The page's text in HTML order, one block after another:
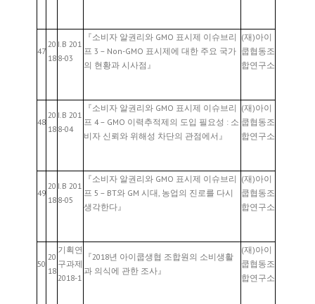
47
20
18
I.B 201
8-03
『소비자 알권리와 GMO 표시제 이슈브리
프 3 – Non-GMO 표시제에 대한 주요 국가
의 현황과 시사점』
(재)아이
쿱협동조
합연구소
48
20
18
I.B 201
8-04
『소비자 알권리와 GMO 표시제 이슈브리
프 4 – GMO 이력추적제의 도입 필요성 : 소
비자 신뢰와 위해성 차단의 관점에서』
(재)아이
쿱협동조
합연구소
49
20
18
I.B 201
8-05
『소비자 알권리와 GMO 표시제 이슈브리
프 5 – BT와 GM 시대, 농업의 진로를 다시
생각한다』
(재)아이
쿱협동조
합연구소
50
20
18
기획연
구과제
2018-1
『2018년 아이쿱생협 조합원의 소비생활
과 의식에 관한 조사』
(재)아이
쿱협동조
합연구소